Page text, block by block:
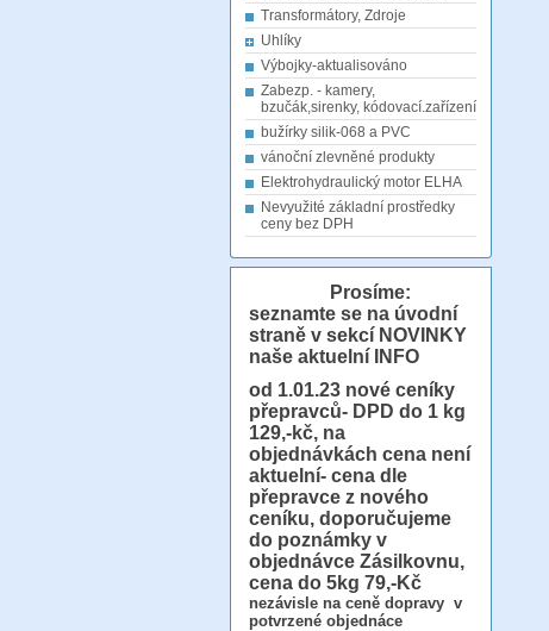
Transformátory, Zdroje
Uhlíky
Výbojky-aktualisováno
Zabezp. - kamery,
bzučák,sirenky, kódovací.zařízení
bužírky silik-068 a PVC
vánoční zlevněné produkty
Elektrohydraulický motor ELHA
Nevyužité základní prostředky
ceny bez DPH
Prosíme:
seznamte se na úvodní
straně v sekcí NOVINKY
naše aktuelní INFO
od 1.01.23 nové ceníky
přepravců- DPD do 1 kg
129,-kč, na
objednávkách cena není
aktuelní- cena dle
přepravce z nového
ceníku, doporučujeme
do poznámky v
objednávce Zásilkovnu,
cena do 5kg 79,-Kč
nezávisle na ceně dopravy v
potvrzené objednáce